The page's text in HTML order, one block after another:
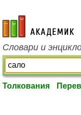
academic.ru
Словари и
Толкования